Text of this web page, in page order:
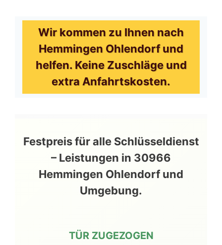
Wir kommen zu Ihnen nach
Hemmingen Ohlendorf und
helfen. Keine Zuschläge und
extra Anfahrtskosten.
Festpreis für alle Schlüsseldienst
– Leistungen in 30966
Hemmingen Ohlendorf und
Umgebung.
TÜR ZUGEZOGEN